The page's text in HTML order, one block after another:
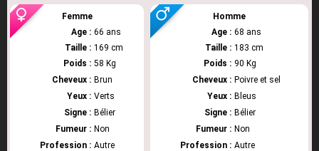
Femme
Age : 66 ans
Taille : 169 cm
Poids : 58 Kg
Cheveux : Brun
Yeux : Verts
Signe : Bélier
Fumeur : Non
Profession : Autre
Homme
Age : 68 ans
Taille : 183 cm
Poids : 90 Kg
Cheveux : Poivre et sel
Yeux : Bleus
Signe : Bélier
Fumeur : Non
Profession : Autre